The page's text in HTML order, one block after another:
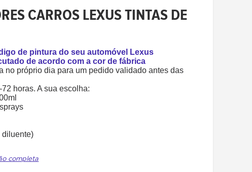
CARROS LEXUS TINTAS DE
de pintura do seu automóvel Lexus
de acordo com a cor de fábrica
no próprio dia para um pedido validado antes das
horas. A sua escolha:
diluente)
completa